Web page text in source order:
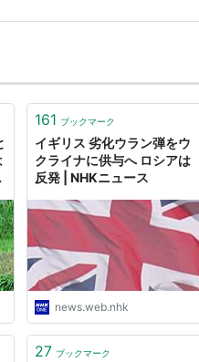
が出る
ないはずである
161 ブックマーク
イギリス 劣化ウラン弾をウ
クライナに供与へ ロシアは
反発 | NHKニュース
news.web.nhk
27 ブックマーク